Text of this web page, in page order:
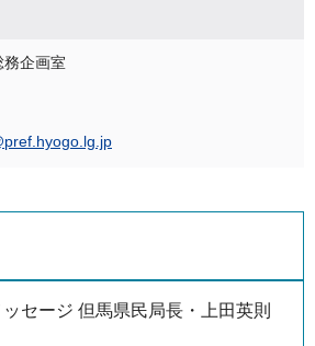
企画室
セージ 但馬県民局長・上田英則